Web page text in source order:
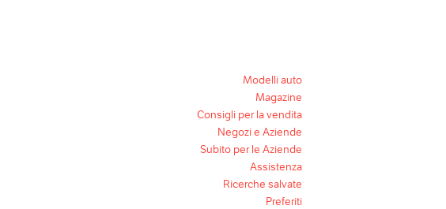
Modelli auto
Magazine
Consigli per la vendita
Negozi e Aziende
Subito per le Aziende
Assistenza
Ricerche salvate
Preferiti